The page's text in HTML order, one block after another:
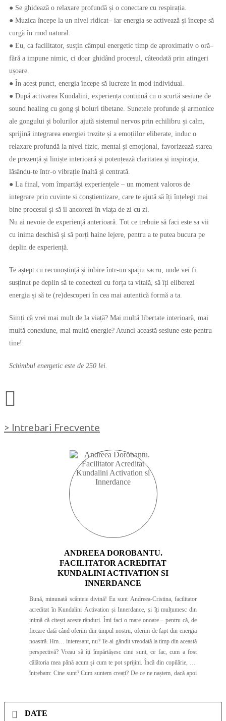
● Se ghidează o relaxare profundă și o conectare cu respirația.
● Muzica începe la un nivel ridicat– iar energia se activează și începe să
curgă în mod natural.
● Eu, ca facilitator, susțin câmpul energetic timp de aproximativ o oră–
fără a impune nimic, ci doar ghidând procesul, câteodată prin atingeri
ușoare.
● În acest punct, energia începe să lucreze în mod individual.
● După activarea Kundalini, experiența continuă cu o scurtă sesiune de
sound healing cu gong și boluri tibetane. Sunetele profunde și armonice
ale gongului și bolurilor ajută sistemul nervos prin echilibru și calm,
sprijină integrarea energiei trezite și a emoțiilor eliberate, induc o
relaxare profundă la nivel fizic, mental și emoțional, favorizează starea
de prezență și liniște interioară și potențează claritatea și inspirația,
lăsându-te într-o vibrație înaltă și centrată.
● La final, vom împartăși experiențele – un moment valoros de
integrare prin cuvinte si conștientizare, care te ajută să îți înțelegi mai
bine procesul și să îl ancorezi în viața de zi cu zi.
Nu ai nevoie de experiență anterioară. Tot ce trebuie să faci este sa vii
cu inima deschisă și să porți haine lejere, pentru a te putea bucura pe
deplin de experiență.
Te aștept cu recunoștință și iubire într-un spațiu sacru, unde vei fi
susținut pe deplin să te conectezi cu forța ta vitală, să îți eliberezi
energia și să te (re)descoperi în cea mai autentică formă a ta.
Simți că vrei mai mult de la viață? Mai multă libertate interioară, mai
multă conexiune, mai multă energie? Atunci această sesiune este pentru
tine!
Schimbul energetic este de 250 lei.
> Intrebari Frecvente
ANDREEA DOROBANTU.
FACILITATOR ACREDITAT
KUNDALINI ACTIVATION SI
INNERDANCE
Bună, minunată scânteie divină! Eu sunt Andreea-Cristina, facilitator
acreditat în Kundalini Activation și Innerdance, și îți mulțumesc din
inimă că citești aceste rânduri. Îmi faci o mare onoare – pentru că, de
fiecare dată când oferim din timpul nostru, oferim de fapt din energia
noastră. Hm… interesant, nu? Te-ai gândit vreodată la timp din această
perspectivă? Vreau să îți împărtășesc cine sunt, ce fac, cum a fost
călătoria mea până acum și cum te pot sprijini. Încă din copilărie, mă
întrebam: Cine sunt? Cum suntem creați? De ce ne naștem, dacă apoi
curiozitate pură. Au fost momente dureroase, lecții profunde. La 28 de
DATE